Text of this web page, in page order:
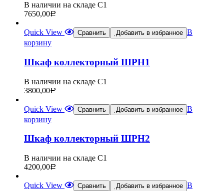
В наличии на складе С1
7650,00Р
Quick View Сравнить Добавить в избранное В
корзину
Шкаф коллекторный ШРН1
В наличии на складе С1
3800,00Р
Quick View Сравнить Добавить в избранное В
корзину
Шкаф коллекторный ШРН2
В наличии на складе С1
4200,00Р
Quick View Сравнить Добавить в избранное В